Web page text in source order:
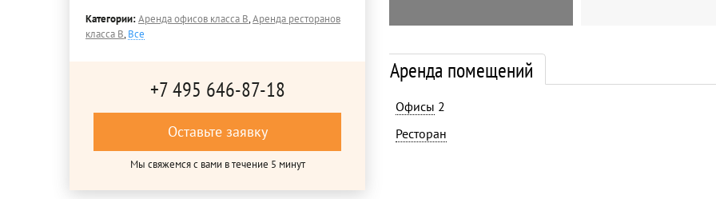
Категории:Аренда офисов класса B,Аренда ресторанов
класса B,Все
+7 495 646-87-18
Оставьте заявку
Мы свяжемся с вами в течение 5 минут
Аренда помещений
Офисы 2
Ресторан